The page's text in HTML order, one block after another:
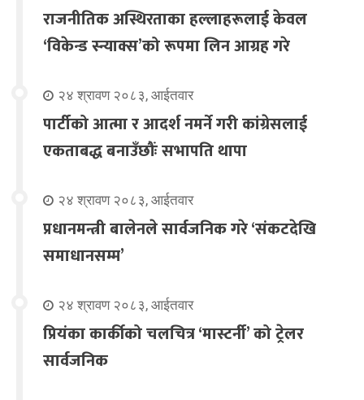
राजनीतिक अस्थिरताका हल्लाहरूलाई केवल
‘विकेन्ड स्न्याक्स’को रूपमा लिन आग्रह गरे
२४ श्रावण २०८३, आईतवार
पार्टीको आत्मा र आदर्श नमर्ने गरी कांग्रेसलाई
एकताबद्ध बनाउँछौंः सभापति थापा
२४ श्रावण २०८३, आईतवार
प्रधानमन्त्री बालेनले सार्वजनिक गरे ‘संकटदेखि
समाधानसम्म’
२४ श्रावण २०८३, आईतवार
प्रियंका कार्कीको चलचित्र ‘मास्टर्नी’ को ट्रेलर
सार्वजनिक